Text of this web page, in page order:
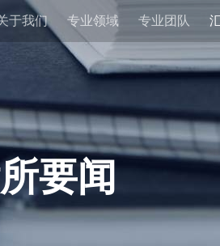
于我们 专业领域 专业团队
要闻